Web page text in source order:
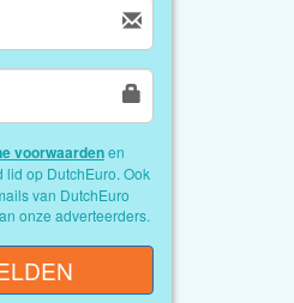
voorwaardenen
onze adverteerders.